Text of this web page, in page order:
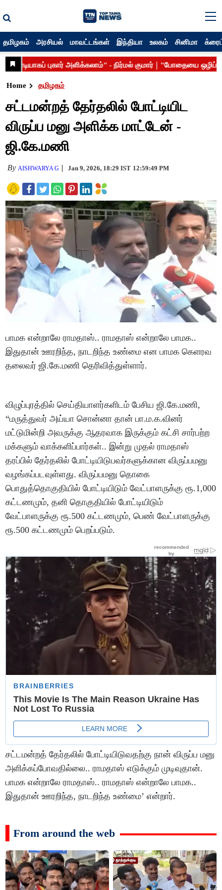
தமிழகம் அரசியல் மாவட்டங்கள் இந்தியா உலகம் சினிமா
Home தமிழகம்
சட்டமன்றத் தேர்தலில் போட்டியிட
விருப்ப மனு அளிக்க மாட்டேன் -
ஜி.கே.மணி
By AISHWARYA G Jan 9, 2026, 18:29 IST 12:59:49 PM
பாமக என்றாலே ராமதாஸ்.. ராமதாஸ் என்றாலே பாமக..
இதுதான் ஊரறிந்த, நாடறிந்த உண்மை என பாமக கெளரவ
தலைவர் ஜி.கே.மணி தெரிவித்துள்ளார்.
விழுப்புரத்தில் செய்தியாளர்களிடம் பேசிய ஜி.கே.மணி,
“மருத்துவர் அய்யா சொன்னா தான் பா.ம.க.வினர்
மட்டுமின்றி அவருக்கு ஆதரவாக இருக்கும் கட்சி சார்பற்ற
மக்களும் வாக்களிப்பார்கள்.. இன்று முதல் ராமதாஸ்
தரப்பில் தேர்தலில் போட்டியிடுபவர்களுக்கான விருப்பமனு
வழங்கப்படவுள்ளது. விருப்பமனு தொகை
பொதுத்தொகுதியில் போட்டியிடும் வேட்பாளருக்கு ரூ.1,000
கட்டணமும், தனி தொகுதியில் போட்டியிடும்
வேட்பாளருக்கு ரூ.500 கட்டணமும், பெண் வேட்பாளருக்கு
ரூ.500 கட்டணமும் பெறப்படும்.
சட்டமன்றத் தேர்தலில் போட்டியிடுவதற்கு நான் விருப்ப மனு
அளிக்கப்போவதில்லை.. ராமதாஸ் எடுக்கும் முடிவுதான்.
பாமக என்றாலே ராமதாஸ்.. ராமதாஸ் என்றாலே பாமக..
இதுதான் ஊரறிந்த, நாடறிந்த உண்மை’ என்றார்.
From around the web